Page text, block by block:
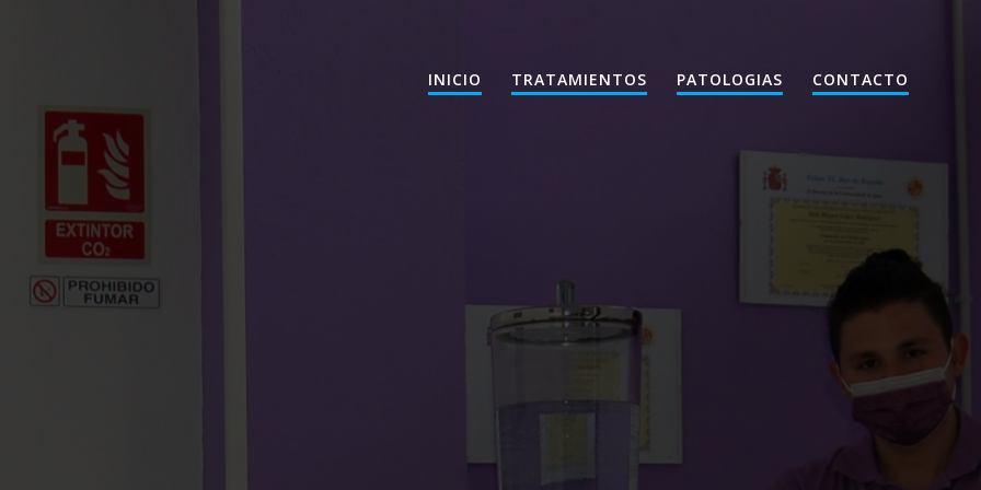
INICIO TRATAMIENTOS PATOLOGIAS CONTACTO